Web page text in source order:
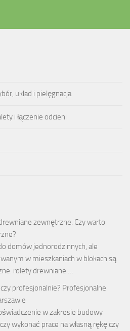
układ i pielęgnacja
i łączenie odcieni
zewnętrzne. Czy warto
domów jednorodzinnych, ale
w mieszkaniach w blokach są
rolety drewniane …
profesjonalnie? Profesjonalne
w zakresie budowy
wykonać prace na własną rękę czy